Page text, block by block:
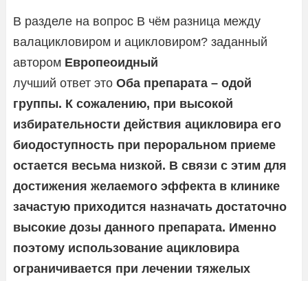
В разделе на вопрос В чём разница между
валацикловиром и ацикловиром? заданный
автором Европеоидный
лучший ответ это Оба препарата – одой
группы. К сожалению, при высокой
избирательности действия ацикловира его
биодоступность при пероральном приеме
остается весьма низкой. В связи с этим для
достижения желаемого эффекта в клинике
зачастую приходится назначать достаточно
высокие дозы данного препарата. Именно
поэтому использование ацикловира
ограничивается при лечении тяжелых